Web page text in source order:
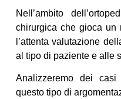
Nell’ambito
chirurgica che gioca un
l’attenta valutazione
al tipo di paziente e alle
Analizzeremo dei
questo tipo di